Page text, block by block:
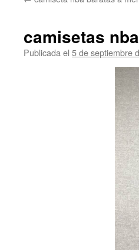
camisetas
Publicada el 5 de septiembre